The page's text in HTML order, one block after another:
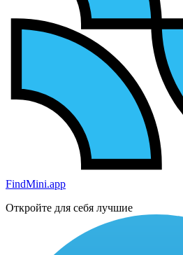
FindMini.app
Откройте для себя лучшие